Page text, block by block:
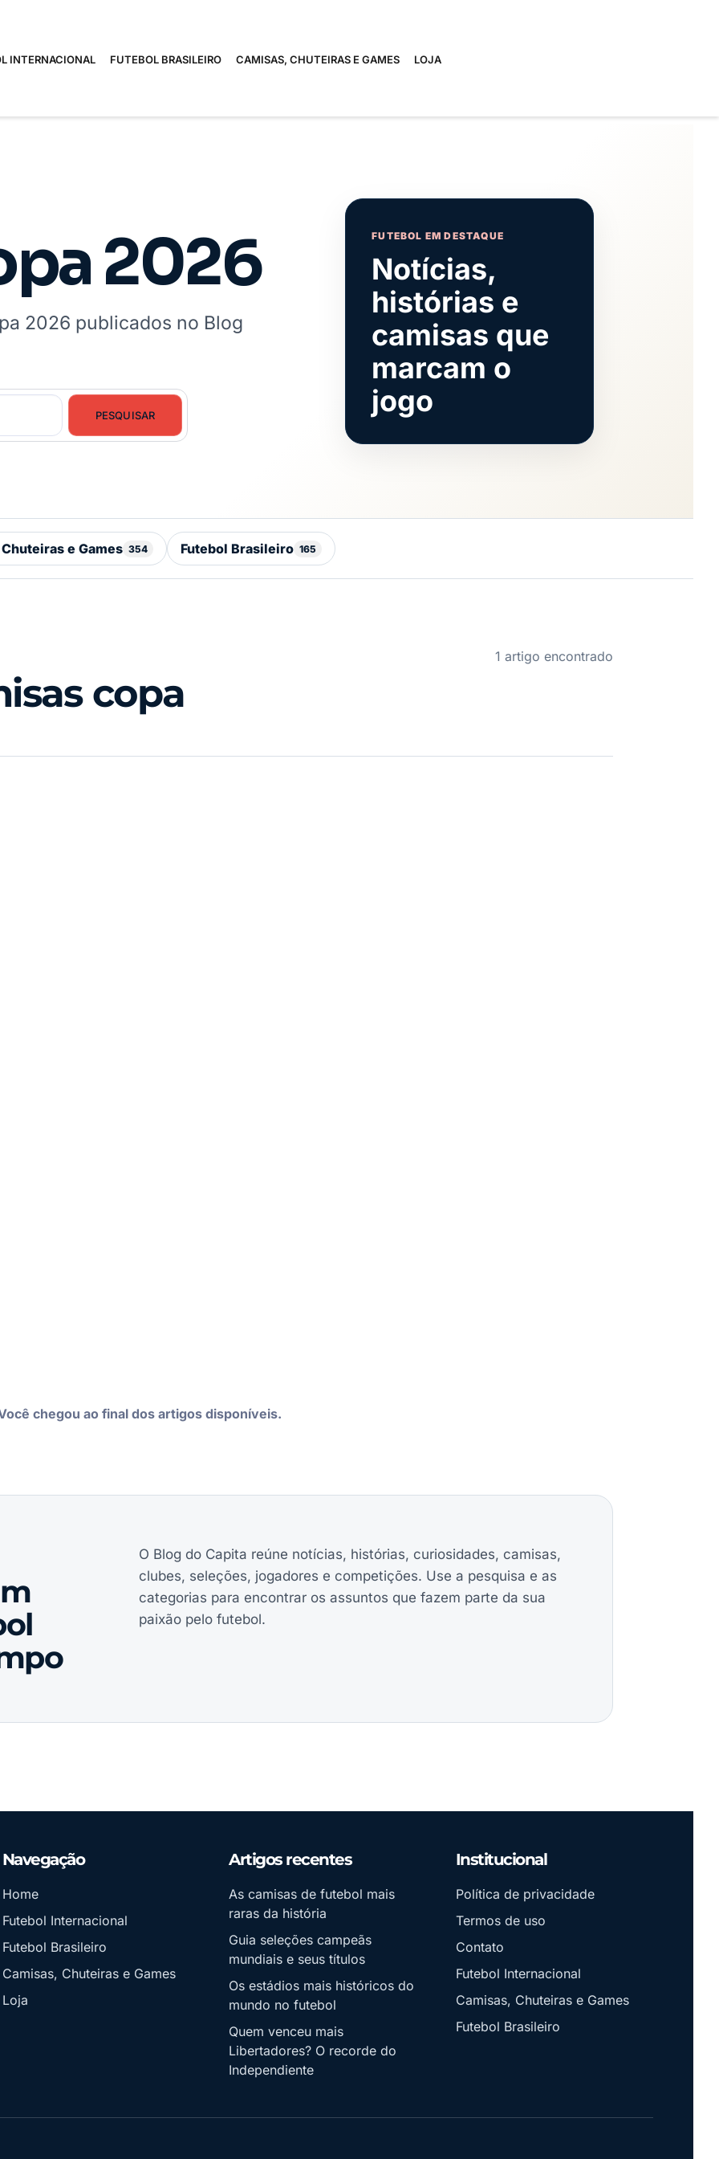
INTERNACIONAL FUTEBOL BRASILEIRO CAMISAS, CHUTEIRAS E GAMES LOJA
2026
2026 publicados no Blog
PESQUISAR
FUTEBOL EM DESTAQUE
Notícias,
histórias e
camisas que
marcam o
jogo
e Games 354 Futebol Brasileiro 165
copa
1 artigo encontrado
chegou ao final dos artigos disponíveis.
O Blog do Capita reúne notícias, histórias, curiosidades, camisas,
clubes, seleções, jogadores e competições. Use a pesquisa e as
categorias para encontrar os assuntos que fazem parte da sua
paixão pelo futebol.
Navegação
Home
Futebol Internacional
Futebol Brasileiro
Camisas, Chuteiras e Games
Loja
Artigos recentes
As camisas de futebol mais
raras da história
Guia seleções campeãs
mundiais e seus títulos
Os estádios mais históricos do
mundo no futebol
Quem venceu mais
Libertadores? O recorde do
Independiente
Institucional
Política de privacidade
Termos de uso
Contato
Futebol Internacional
Camisas, Chuteiras e Games
Futebol Brasileiro